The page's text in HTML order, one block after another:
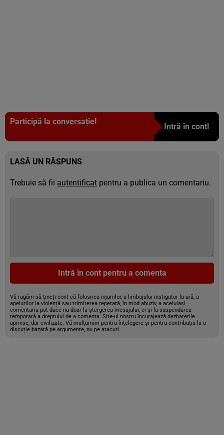
Participă la conversație!
Intră în cont!
LASĂ UN RĂSPUNS
Trebuie să fii autentificat pentru a publica un comentariu.
Intră în cont pentru a comenta
Vă rugăm să țineți cont că folosirea injuriilor, a limbajului instigator la ură, a
apelurilor la violență sau trimiterea repetată, în mod abuziv, a aceluiași
comentariu pot duce nu doar la ștergerea mesajului, ci și la suspendarea
temporară a dreptului de a comenta. Site-ul nostru încurajează dezbaterile
aprinse, dar civilizate. Vă mulțumim pentru înțelegere și pentru contribuția la o
discuție bazată pe argumente, nu pe atacuri.